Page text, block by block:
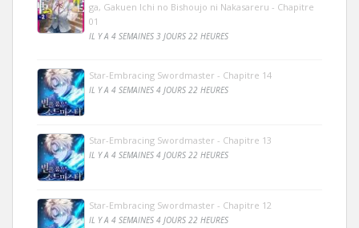
ga, Gakuen Ichi no Bishoujo ni Nakasareru - Chapitre
01
IL Y A 4 SEMAINES 3 JOURS 22 HEURES
Star-Embracing Swordmaster - Chapitre 14
IL Y A 4 SEMAINES 4 JOURS 22 HEURES
Star-Embracing Swordmaster - Chapitre 13
IL Y A 4 SEMAINES 4 JOURS 22 HEURES
Star-Embracing Swordmaster - Chapitre 12
IL Y A 4 SEMAINES 4 JOURS 22 HEURES